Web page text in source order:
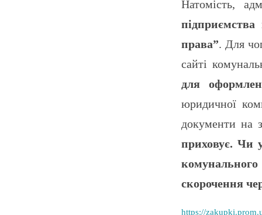
Натомість,
права”. Для
сайті
для
юридичної
документи на
приховує. Чи
скорочення
https://